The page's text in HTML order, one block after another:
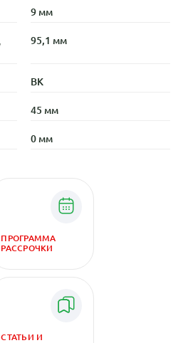
9 мм
95,1 мм
BK
45 мм
0 мм
ПРОГРАММА
РАССРОЧКИ
СТАТЬИ И